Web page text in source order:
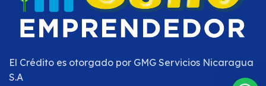
El Crédito es otorgado por GMG Servicios Nicaragua
S.A